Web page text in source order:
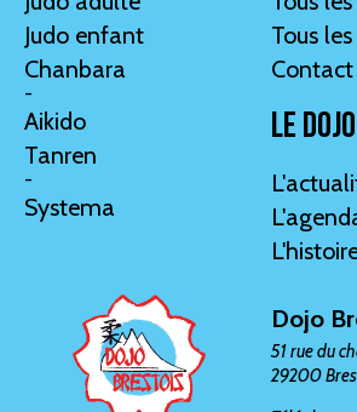
Judo enfant
Chanbara
-
Aikido
Tanren
-
Systema
Tous
Contact
Le dojo
Dojo
51 rue du
29200